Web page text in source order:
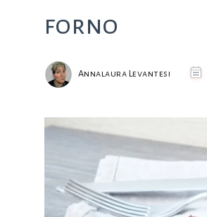
forno
Annalaura Levantesi